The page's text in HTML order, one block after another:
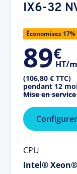
IX6-32
CPU
Intel® Xeon®
Économisez 17%
89€
HT/
(106,80 € TTC)
pendant 12
Mise en
Configurer